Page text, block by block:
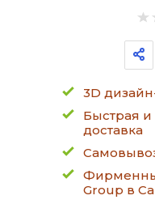
3D
Быстрая
доставка
Group в